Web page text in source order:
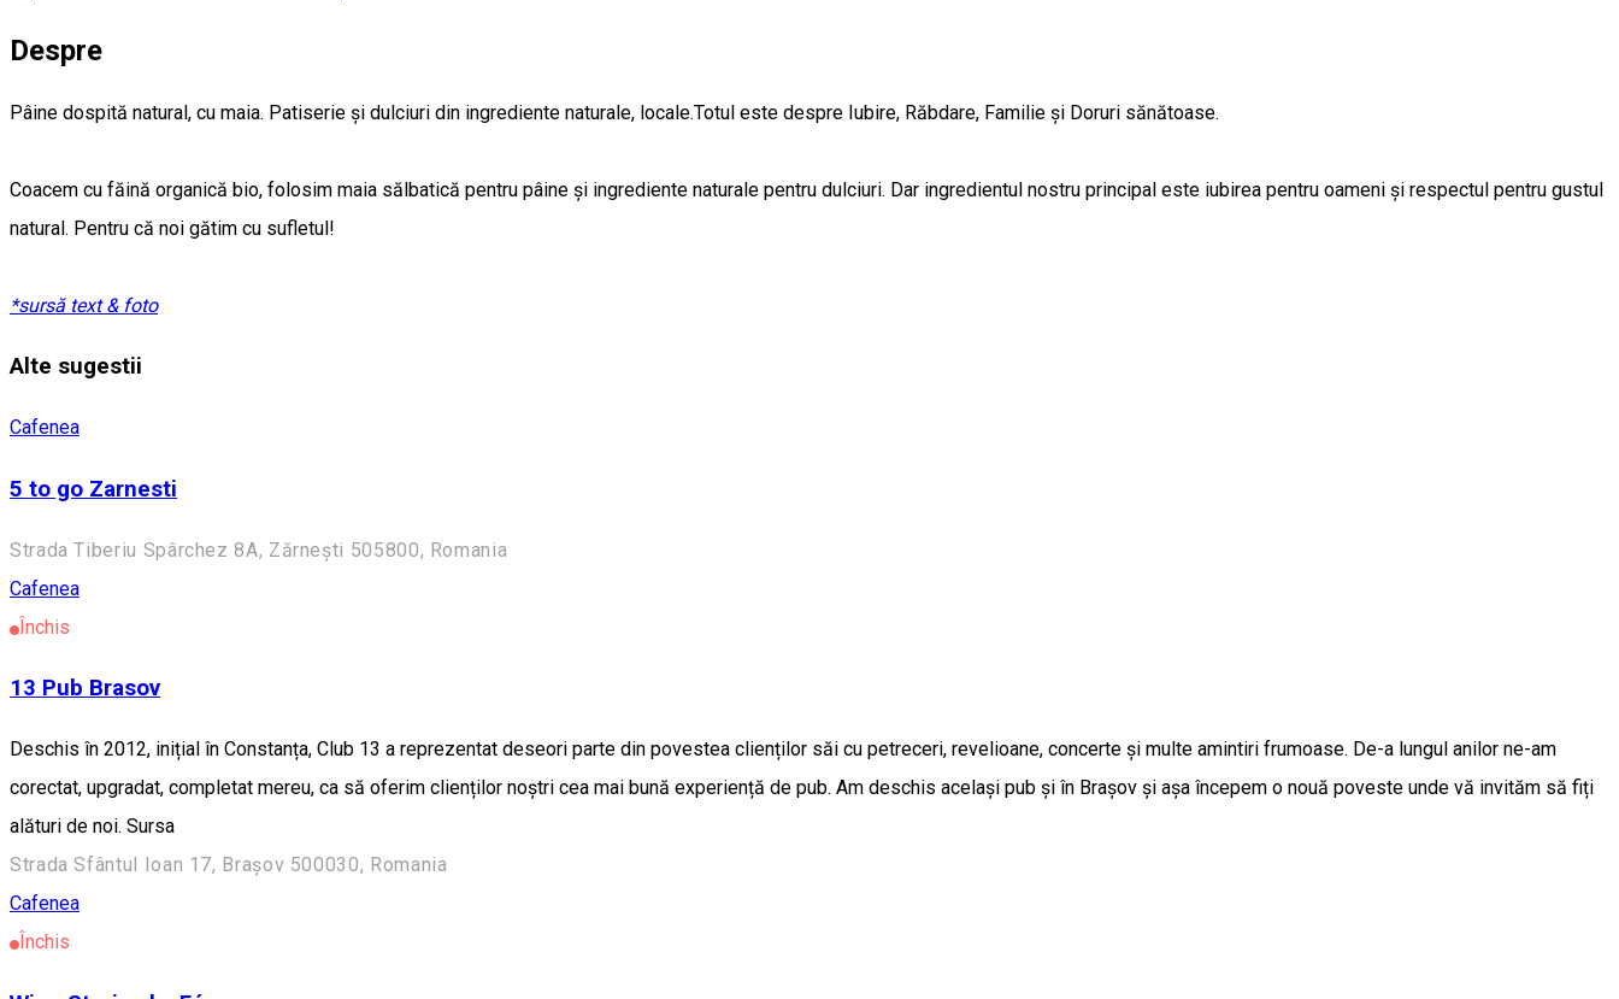
Despre
Pâine dospită natural, cu maia. Patiserie și dulciuri din ingrediente naturale, locale.Totul este despre Iubire, Răbdare, Familie și Doruri sănătoase.
Coacem cu făină organică bio, folosim maia sălbatică pentru pâine și ingrediente naturale pentru dulciuri. Dar ingredientul nostru principal este iubirea pentru oameni și respectul pentru gustul
natural. Pentru că noi gătim cu sufletul!
*sursă text & foto
Alte sugestii
Cafenea
5 to go Zarnesti
Strada Tiberiu Spârchez 8A, Zărnești 505800, Romania
Cafenea
Închis
13 Pub Brasov
Deschis în 2012, inițial în Constanța, Club 13 a reprezentat deseori parte din povestea clienților săi cu petreceri, revelioane, concerte și multe amintiri frumoase. De-a lungul anilor ne-am
corectat, upgradat, completat mereu, ca să oferim clienților noștri cea mai bună experiență de pub. Am deschis același pub și în Brașov și așa începem o nouă poveste unde vă invităm să fiți
alături de noi. Sursa
Strada Sfântul Ioan 17, Brașov 500030, Romania
Cafenea
Închis